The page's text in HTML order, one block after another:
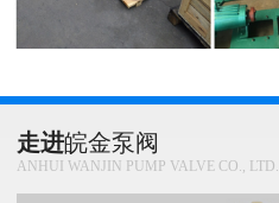
走进皖金泵阀
ANHUI WANJIN PUMP VALVE CO., LTD.